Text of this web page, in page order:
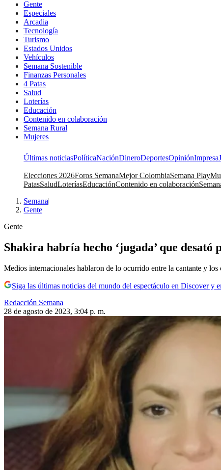
Gente
Especiales
Arcadia
Tecnología
Turismo
Estados Unidos
Vehículos
Semana Sostenible
Finanzas Personales
4 Patas
Salud
Loterías
Educación
Contenido en colaboración
Semana Rural
Mujeres
Últimas noticiasPolíticaNaciónDineroDeportesOpiniónImpresa
Elecciones 2026Foros SemanaMejor ColombiaSemana Play
PatasSaludLoteríasEducaciónContenido en colaboración
Semana|
Gente
Gente
Shakira habría hecho ‘jugada’ que
Medios internacionales hablaron de lo ocurrido entre la cantante y los
Siga las últimas noticias del mundo del espectáculo en Discover y
Redacción Semana
28 de agosto de 2023, 3:04 p. m.